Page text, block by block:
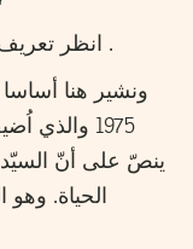
[10] انظر تعريف هذه المؤسّسة في الرابط التالي .
ينصّ على أنّ
الحياة.